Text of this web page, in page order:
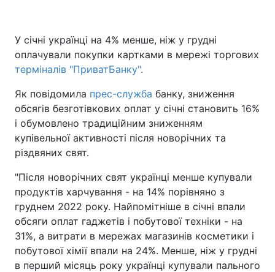
Головна Війна
Україна
Економіка Світ
Спорт Наука
Техно і зв'язок
Зброя Інциденти
Здоров'я Туризм
Цікавинки Погода
Екологія Регіони
У січні українці на 4% менше, ніж у грудні
оплачували покупки картками в мережі торгових
терміналів "ПриватБанку".
Як повідомила прес-служба банку, зниження
обсягів безготівкових оплат у січні становить 16%
і обумовлено традиційним зниженням
купівельної активності після новорічних та
різдвяних свят.
"Після новорічних свят українці менше купували
продуктів харчування - на 14% порівняно з
груднем 2022 року. Найпомітніше в січні впали
обсяги оплат гаджетів і побутової техніки - на
31%, а витрати в мережах магазинів косметики і
побутової хімії впали на 24%. Менше, ніж у грудні
в перший місяць року українці купували пального